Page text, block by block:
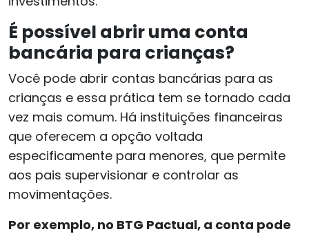
É possível abrir uma conta
bancária para crianças?
Você pode abrir contas bancárias para as
crianças e essa prática tem se tornado cada
vez mais comum. Há instituições financeiras
que oferecem a opção voltada
especificamente para menores, que permite
aos pais supervisionar e controlar as
movimentações.
Por exemplo, no BTG Pactual, a conta pode